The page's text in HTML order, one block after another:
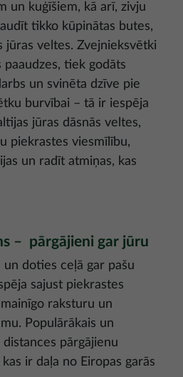
un kuģīšiem, kā arī, zivju
tikko kūpinātas butes,
jūras veltes. Zvejnieksvētki
paaudzes, tiek godāts
un svinēta dzīve pie
burvībai – tā ir iespēja
jūras dāsnās veltes,
piekrastes viesmīlību,
un radīt atmiņas, kas
– pārgājieni gar jūru
un doties ceļā gar pašu
sajust piekrastes
raksturu un
Populārākais un
distances pārgājienu
kas ir daļa no Eiropas garās